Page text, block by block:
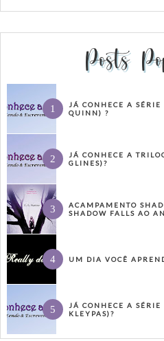
Posts
JÁ CONHECE A
QUINN) ?
JÁ CONHECE A
GLINES)?
ACAMPAMENTO
SHADOW FALLS AO
UM DIA VOCÊ
JÁ CONHECE A
KLEYPAS)?